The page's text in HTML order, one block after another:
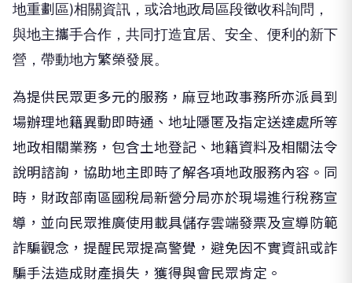
地重劃區)相關資訊，或洽地政局區段徵收科詢問，
與地主攜手合作，共同打造宜居、安全、便利的新下
營，帶動地方繁榮發展。
為提供民眾更多元的服務，麻豆地政事務所亦派員到
場辦理地籍異動即時通、地址隱匿及指定送達處所等
地政相關業務，包含土地登記、地籍資料及相關法令
說明諮詢，協助地主即時了解各項地政服務內容。同
時，財政部南區國稅局新營分局亦於現場進行稅務宣
導，並向民眾推廣使用載具儲存雲端發票及宣導防範
詐騙觀念，提醒民眾提高警覺，避免因不實資訊或詐
騙手法造成財產損失，獲得與會民眾肯定。